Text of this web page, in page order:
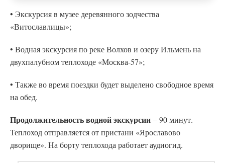
• Экскурсия в музее деревянного зодчества
«Витославлицы»;
• Водная экскурсия по реке Волхов и озеру Ильмень на
двухпалубном теплоходе «Москва-57»;
• Также во время поездки будет выделено свободное время
на обед.
Продолжительность водной экскурсии – 90 минут.
Теплоход отправляется от пристани «Ярославово
дворище». На борту теплохода работает аудиогид.